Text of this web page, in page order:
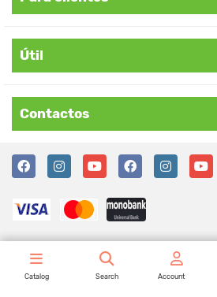
Útil
Contactos
Catalog Search Account